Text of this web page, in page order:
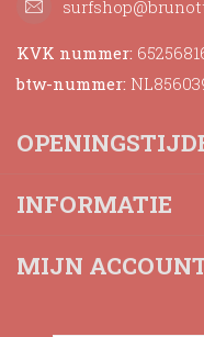
KVK nummer:
btw-nummer:
INFORMATIE
MIJN